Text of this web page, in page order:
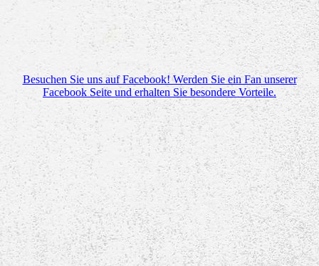
Besuchen Sie uns auf Facebook! Werden Sie ein Fan unserer
Facebook Seite und erhalten Sie besondere Vorteile.